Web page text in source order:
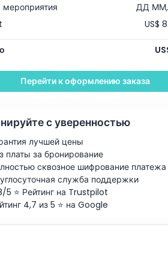
мероприятия
ДД ММ,
US$
Перейти к оформлению заказа
с уверенностью
лучшей цены
платы за бронирование
сквозное шифрование платежа
служба поддержки
5 ⭐ Рейтинг на Trustpilot
4,7 из 5 ⭐ на Google